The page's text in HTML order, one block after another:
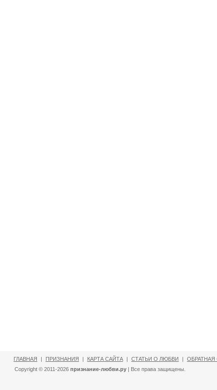
ГЛАВНАЯ | ПРИЗНАНИЯ | КАРТА САЙТА | СТАТЬИ О ЛЮБВИ |
ОБРАТНАЯ
Copyright © 2011-2026 признание-любви.ру | Все права защищены.